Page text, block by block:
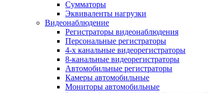
Сумматоры
Эквиваленты нагрузки
Видеонаблюдение
Регистраторы видеонаблюдения
Персональные регистраторы
4-х канальные видеорегистраторы
8-канальные видеорегистраторы
Автомобильные регистраторы
Камеры автомобильные
Мониторы автомобильные